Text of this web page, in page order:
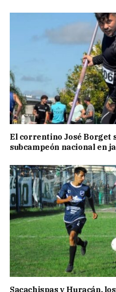
El correntino José Borget
subcampeón nacional en
Sacachispas y Huracán,